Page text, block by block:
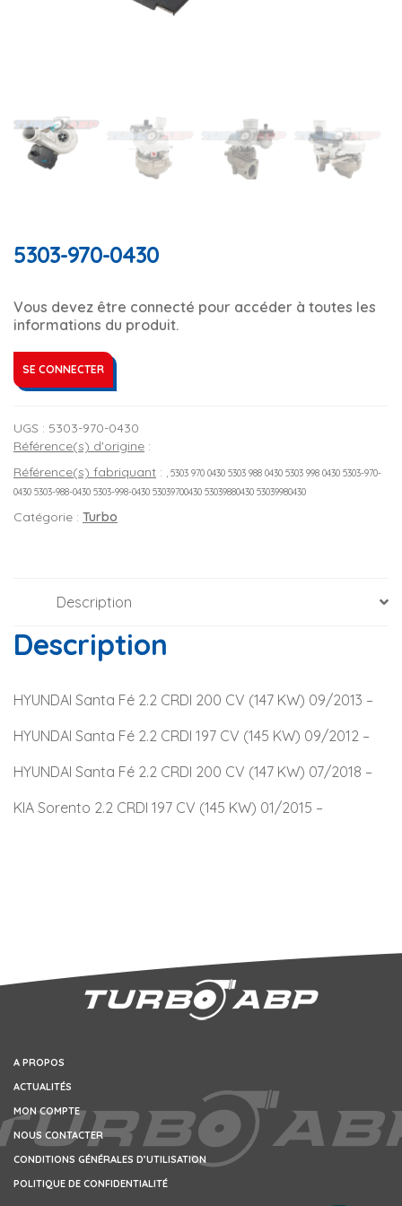
5303-970-0430
Vous devez être connecté pour accéder à toutes les
informations du produit.
SE CONNECTER
UGS : 5303-970-0430
Référence(s) d'origine :
Référence(s) fabriquant : , 5303 970 0430 5303 988 0430 5303 998 0430 5303-970-
0430 5303-988-0430 5303-998-0430 53039700430 53039880430 53039980430
Catégorie : Turbo
Description
Description
HYUNDAI Santa Fé 2.2 CRDI 200 CV (147 KW) 09/2013 –
HYUNDAI Santa Fé 2.2 CRDI 197 CV (145 KW) 09/2012 –
HYUNDAI Santa Fé 2.2 CRDI 200 CV (147 KW) 07/2018 –
KIA Sorento 2.2 CRDI 197 CV (145 KW) 01/2015 –
A PROPOS
ACTUALITÉS
MON COMPTE
NOUS CONTACTER
CONDITIONS GÉNÉRALES D’UTILISATION
POLITIQUE DE CONFIDENTIALITÉ